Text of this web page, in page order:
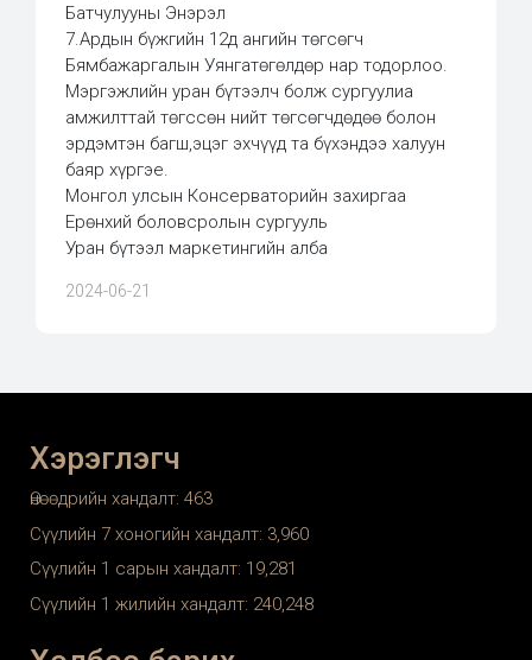
Батчулууны Энэрэл
7.Ардын бүжгийн 12д ангийн төгсөгч
Бямбажаргалын Уянгатөгөлдөр нар тодорлоо.
Мэргэжлийн уран бүтээлч болж сургуулиа
амжилттай төгссөн нийт төгсөгчдөдөө болон
эрдэмтэн багш,эцэг эхчүүд та бүхэндээ халуун
баяр хүргэе.
Монгол улсын Консерваторийн захиргаа
Ерөнхий боловсролын сургууль
Уран бүтээл маркетингийн алба
2024-06-21
Хэрэглэгч
Өнөөдрийн хандалт: 463
Сүүлийн 7 хоногийн хандалт: 3,960
Сүүлийн 1 сарын хандалт: 19,281
Сүүлийн 1 жилийн хандалт: 240,248